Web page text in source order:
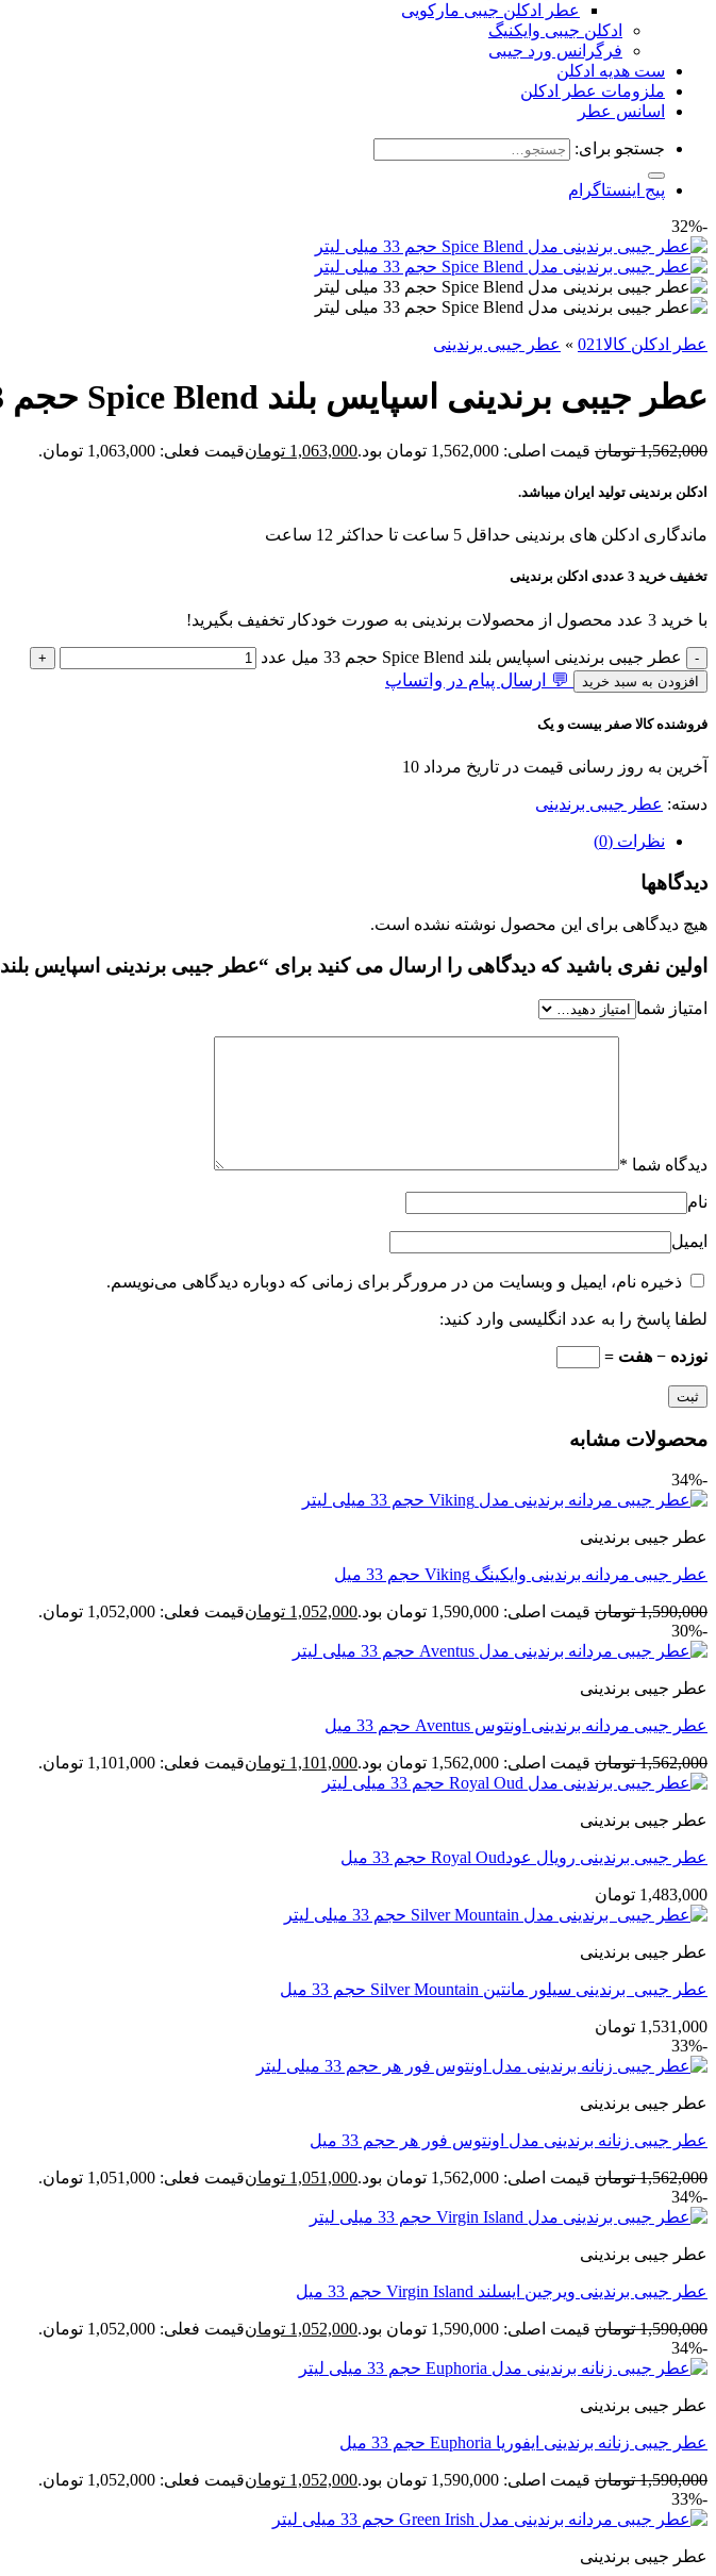
عطر ادکلن جیبی مارکویی
ادکلن جیبی وایکنیگ
فرگرانس ورد جیبی
ست هدیه ادکلن
ملزومات عطر ادکلن
اسانس عطر
جستجو برای:
پیج اینستاگرام
-32%
عطر ادکلن کالا021 » عطر جیبی برندینی
عطر جیبی برندینی اسپایس بلند Spice Blend حجم 33 میل
1,562,000 تومان قیمت اصلی: 1,562,000 تومان بود. 1,063,000 تومانقیمت فعلی: 1,063,000 تومان.
ادکلن برندینی تولید ایران میباشد.
ماندگاری ادکلن های برندینی حداقل 5 ساعت تا حداکثر 12 ساعت
تخفیف خرید 3 عددی ادکلن برندینی
با خرید 3 عدد محصول از محصولات برندینی به صورت خودکار تخفیف بگیرید!
عطر جیبی برندینی اسپایس بلند Spice Blend حجم 33 میل عدد
افزودن به سبد خرید 💬 ارسال پیام در واتساپ
فروشنده کالا صفر بیست و یک
آخرین به روز رسانی قیمت در تاریخ مرداد 10
دسته: عطر جیبی برندینی
نظرات (0)
دیدگاهها
هیچ دیدگاهی برای این محصول نوشته نشده است.
اولین نفری باشید که دیدگاهی را ارسال می کنید برای “عطر جیبی برندینی اسپایس بلند Spice Blend حجم 33 میل”
امتیاز شما
دیدگاه شما *
نام
ایمیل
ذخیره نام، ایمیل و وبسایت من در مرورگر برای زمانی که دوباره دیدگاهی می‌نویسم.
لطفا پاسخ را به عدد انگلیسی وارد کنید:
نوزده − هفت =
محصولات مشابه
-34%
عطر جیبی برندینی
عطر جیبی مردانه برندینی وایکینگ Viking حجم 33 میل
1,590,000 تومان قیمت اصلی: 1,590,000 تومان بود. 1,052,000 تومانقیمت فعلی: 1,052,000 تومان.
-30%
عطر جیبی برندینی
عطر جیبی مردانه برندینی اونتوس Aventus حجم 33 میل
1,562,000 تومان قیمت اصلی: 1,562,000 تومان بود. 1,101,000 تومانقیمت فعلی: 1,101,000 تومان.
عطر جیبی برندینی
عطر جیبی برندینی رویال عودRoyal Oud حجم 33 میل
1,483,000 تومان
عطر جیبی برندینی
عطر جیبی برندینی سیلور مانتین Silver Mountain حجم 33 میل
1,531,000 تومان
-33%
عطر جیبی برندینی
عطر جیبی زنانه برندینی مدل اونتوس فور هر حجم 33 میل
1,562,000 تومان قیمت اصلی: 1,562,000 تومان بود. 1,051,000 تومانقیمت فعلی: 1,051,000 تومان.
-34%
عطر جیبی برندینی
عطر جیبی برندینی ویرجین ایسلند Virgin Island حجم 33 میل
1,590,000 تومان قیمت اصلی: 1,590,000 تومان بود. 1,052,000 تومانقیمت فعلی: 1,052,000 تومان.
-34%
عطر جیبی برندینی
عطر جیبی زنانه برندینی ایفوریا Euphoria حجم 33 میل
1,590,000 تومان قیمت اصلی: 1,590,000 تومان بود. 1,052,000 تومانقیمت فعلی: 1,052,000 تومان.
-33%
عطر جیبی برندینی